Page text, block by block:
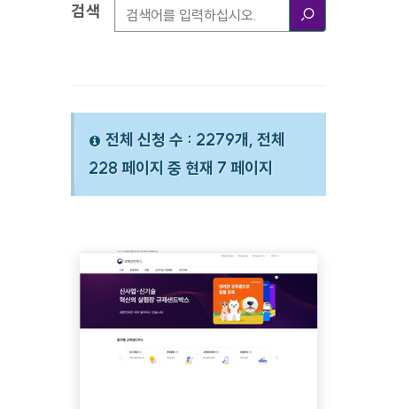
검색옵션
검색
전체 신청 수 : 2279개, 전체
228 페이지 중 현재 7 페이지